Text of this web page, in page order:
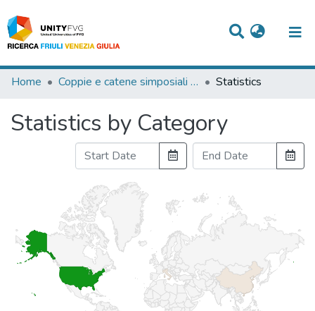
Titles
People
Home Coppie e catene simposiali nella silloge teognidea Statistics
Statistics by Category